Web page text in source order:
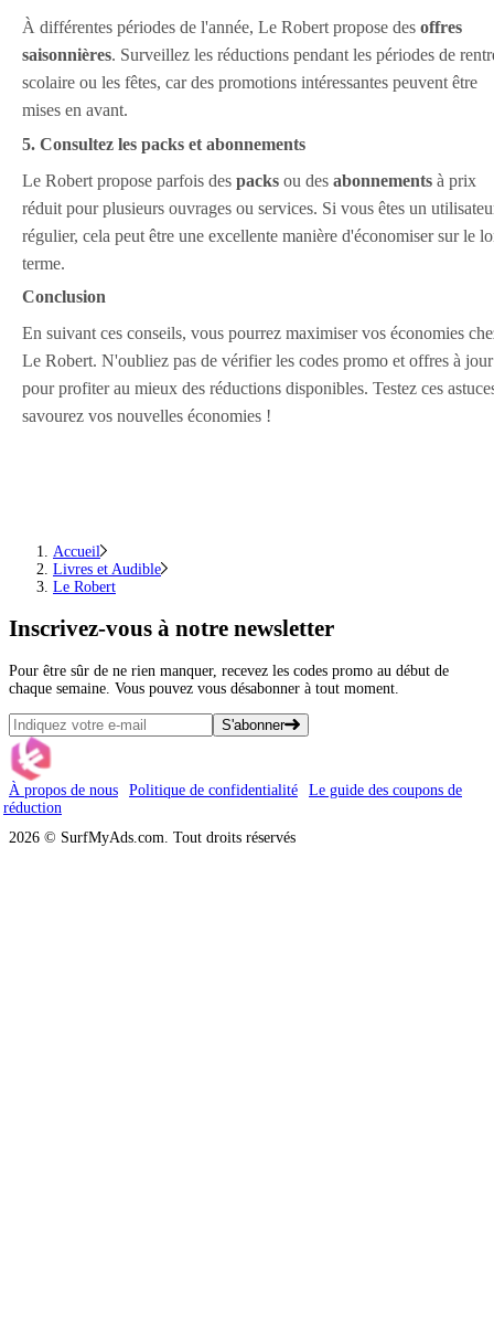
À différentes périodes de l'année, Le Robert propose des offres
saisonnières. Surveillez les réductions pendant les périodes de
scolaire ou les fêtes, car des promotions intéressantes peuvent être
mises en avant.
5. Consultez les packs et abonnements
Le Robert propose parfois des packs ou des abonnements à prix
réduit pour plusieurs ouvrages ou services. Si vous êtes un
régulier, cela peut être une excellente manière d'économiser sur le
terme.
Conclusion
En suivant ces conseils, vous pourrez maximiser vos économies
Le Robert. N'oubliez pas de vérifier les codes promo et offres à jour
pour profiter au mieux des réductions disponibles. Testez ces
savourez vos nouvelles économies !
Accueil
Livres et Audible
Le Robert
Inscrivez-vous à notre newsletter
Pour être sûr de ne rien manquer, recevez les codes promo au début de
chaque semaine. Vous pouvez vous désabonner à tout moment.
S'abonner
À propos de nous Politique de confidentialité
Le guide des coupons de
réduction
2026 © SurfMyAds.com. Tout droits réservés